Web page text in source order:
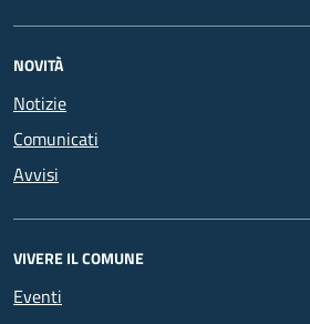
NOVITÀ
Notizie
Comunicati
Avvisi
VIVERE IL COMUNE
Eventi